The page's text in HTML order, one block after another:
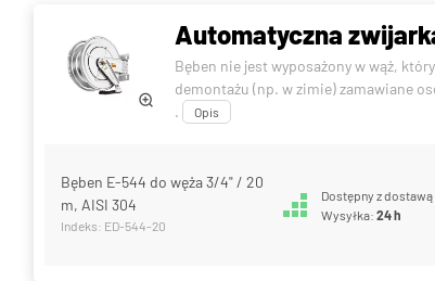
Automatyczna
Bęben nie jest wyposażony w wąż,
demontażu (np. w zimie) zamawiane
.
Opis
Bęben E-544 do węża 3/4" / 20
m, AISI 304
Indeks: ED-544-20
Dostępny z dostawą
Wysyłka:24 h